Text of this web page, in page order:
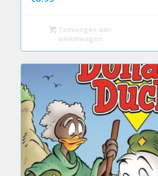
Toevoegen aan
winkelwagen